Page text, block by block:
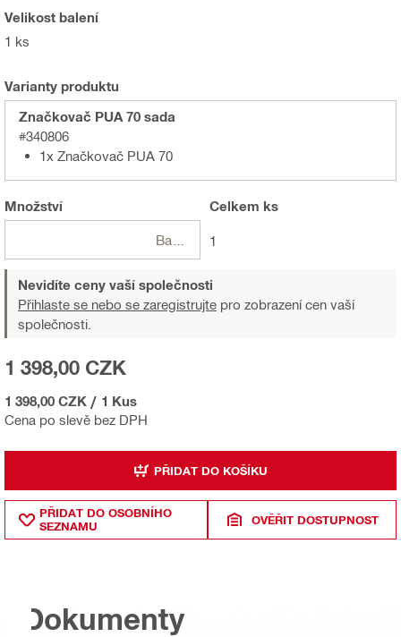
Velikost balení
1 ks
Varianty produktu
Značkovač PUA 70 sada
#340806
1x Značkovač PUA 70
Množství Celkem ks
1
Nevidíte ceny vaší společnosti
Přihlaste se nebo se zaregistrujte pro zobrazení cen vaší
společnosti.
Cena po slevě bez DPH
1 398,00 CZK
1 398,00 CZK / 1 Kus
PŘIDAT DO KOŠÍKU
PŘIDAT DO OSOBNÍHO
SEZNAMU
OVĚŘIT DOSTUPNOST
Dokumenty